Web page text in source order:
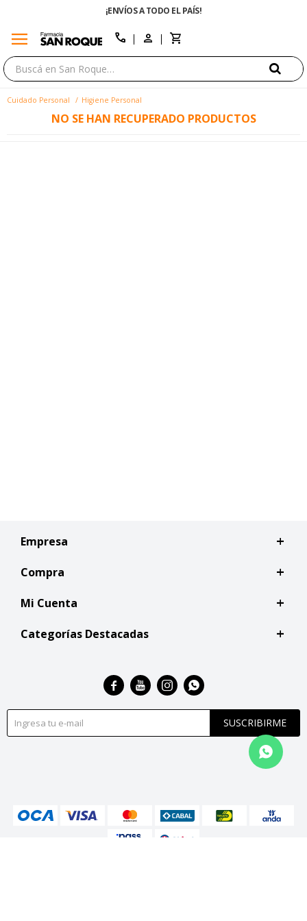
¡ENVÍOS A TODO EL PAÍS!
menu call
Cuidado Personal Higiene Personal
NO SE HAN RECUPERADO PRODUCTOS
Empresa
Compra
Mi Cuenta
Categorías Destacadas
SUSCRIBIRME
   
close